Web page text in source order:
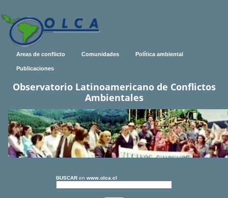
Areas de conflicto Comunidades Política ambiental
Publicaciones
Observatorio Latinoamericano de Conflictos
Ambientales
BUSCAR en www.olca.cl